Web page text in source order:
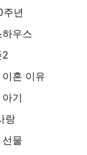
주년
우스
2
혼 이유
기
랑
물